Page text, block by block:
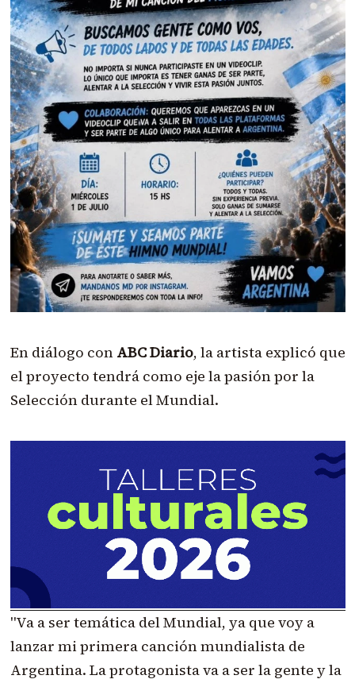
En diálogo con ABC Diario, la artista explicó que
el proyecto tendrá como eje la pasión por la
Selección durante el Mundial.
"Va a ser temática del Mundial, ya que voy a
lanzar mi primera canción mundialista de
Argentina. La protagonista va a ser la gente y la